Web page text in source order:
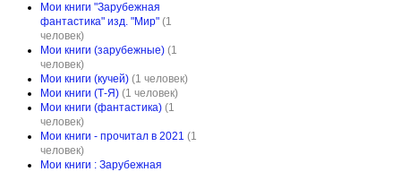
Мои книги "Зарубежная
фантастика" изд. "Мир" (1
человек)
Мои книги (зарубежные) (1
человек)
Мои книги (кучей) (1 человек)
Мои книги (Т-Я) (1 человек)
Мои книги (фантастика) (1
человек)
Мои книги - прочитал в 2021 (1
человек)
Мои книги : Зарубежная